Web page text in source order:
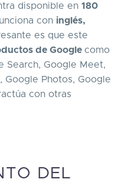
disponible en 180
con inglés,
es que este
de Google como
Search, Google Meet,
Google Photos, Google
con otras
DEL